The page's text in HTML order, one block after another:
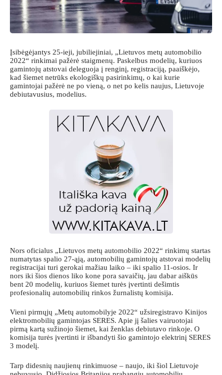
Įsibėgėjantys 25-ieji, jubiliejiniai, „Lietuvos metų automobilio
2022“ rinkimai pažėrė staigmenų. Paskelbus modelių, kuriuos
gamintojų atstovai deleguoja į renginį, registraciją, paaiškėjo,
kad šiemet netrūks ekologiškų pasirinkimų, o kai kurie
gamintojai pažėrė ne po vieną, o net po kelis naujus, Lietuvoje
debiutavusius, modelius.
Nors oficialus „Lietuvos metų automobilio 2022“ rinkimų startas
numatytas spalio 27-ąją, automobilių gamintojų atstovai modelių
registracijai turi gerokai mažiau laiko – iki spalio 11-osios. Ir
nors iki šios dienos liko kone pora savaičių, jau dabar aiškūs
bent 20 modelių, kuriuos šiemet turės įvertinti dešimtis
profesionalių automobilių rinkos žurnalistų komisija.
Vieni pirmųjų „Metų automobilyje 2022“ užsiregistravo Kinijos
elektromobilių gamintojas SERES. Apie jį šalies vairuotojai
pirmą kartą sužinojo šiemet, kai ženklas debiutavo rinkoje. O
komisija turės įvertinti ir išbandyti šio gamintojo elektrinį SERES
3 modelį.
Tarp didesnių naujienų rinkimuose – naujo, iki šiol Lietuvoje